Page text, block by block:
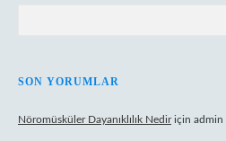
SON YORUMLAR
Nöromüsküler Dayanıklılık Nediriçin admin